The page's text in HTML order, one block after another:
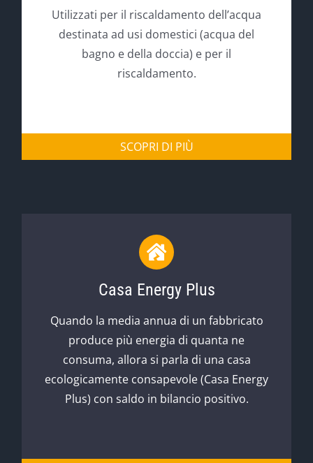
Utilizzati per il riscaldamento dell’acqua
destinata ad usi domestici (acqua del
bagno e della doccia) e per il
riscaldamento.
SCOPRI DI PIÙ
Casa Energy Plus
Quando la media annua di un fabbricato
produce più energia di quanta ne
consuma, allora si parla di una casa
ecologicamente consapevole (Casa Energy
Plus) con saldo in bilancio positivo.